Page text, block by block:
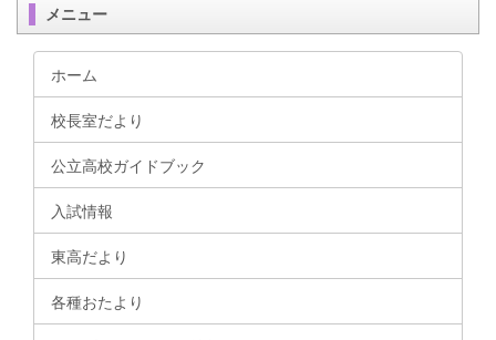
メニュー
ホーム
校長室だより
公立高校ガイドブック
入試情報
東高だより
各種おたより